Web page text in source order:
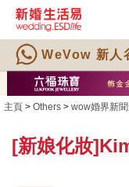
WeVow 新人
主頁 > Others > wow婚界新
[新娘化妝